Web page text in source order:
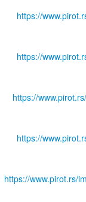
https://
https://
https://
https://
https://www.pirot.rs/